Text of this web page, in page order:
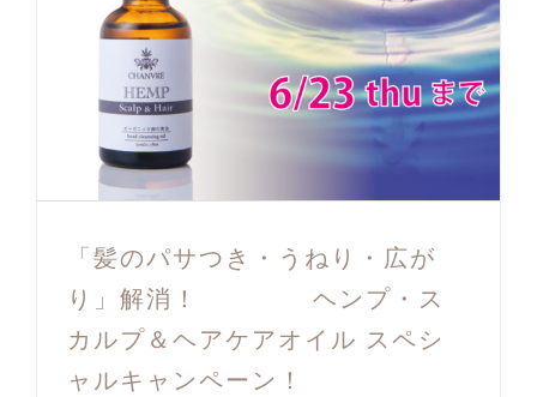
「髪のパサつき・うねり・広が
り」解消！ ヘンプ・ス
カルプ＆ヘアケアオイル スペシ
ャルキャンペーン！